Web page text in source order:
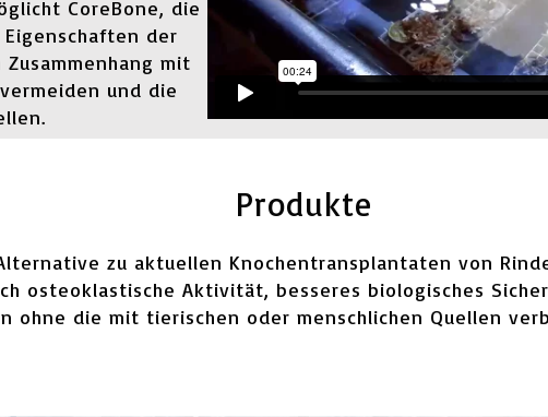
CoreBone, die
der
mit
und die
Produkte
zu aktuellen Knochentransplantaten von
osteoklastische Aktivität, besseres biologisches
ohne die mit tierischen oder menschlichen Quellen